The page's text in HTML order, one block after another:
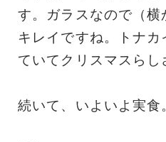
す。ガラスなので（
キレイですね。トナ
ていてクリスマスらし
続いて、いよいよ実食